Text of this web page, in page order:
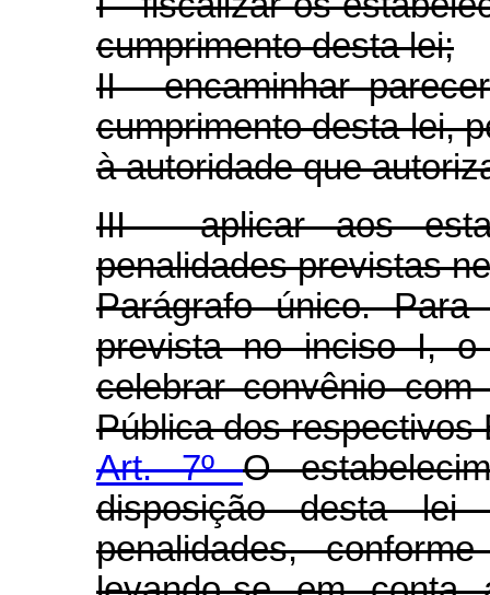
cumprimento desta lei;
II - encaminhar
cumprimento desta lei,
à autoridade que
III - aplicar aos
penalidades previstas
Parágrafo único.
prevista no inciso I, o
celebrar convênio
Pública dos respectivos
Art. 7ºO
disposição desta lei
penalidades,